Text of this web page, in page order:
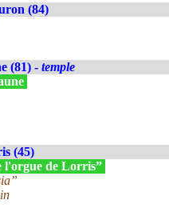
(84)
(81) - temple
(45)
l'orgue de Lorris”